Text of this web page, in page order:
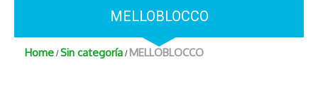
MELLOBLOCCO
Home Sin categoría MELLOBLOCCO